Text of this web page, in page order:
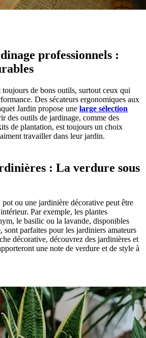
professionnels :
de bons outils, surtout ceux qui
Des sécateurs ergonomiques aux
Jardin propose une large sélection
des outils de jardinage, comme des
de plantation, est toujours un choix
travailler dans leur jardin.
: La verdure sous
pot ou une jardinière décorative peut être
Par exemple, les plantes
le basilic ou la lavande, disponibles
, sont parfaites pour les jardiniers amateurs
décorative, découvrez des jardinières et
une note de verdure et de style à